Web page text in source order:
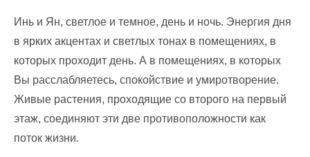
Инь и Ян, светлое и темное, день и ночь. Энергия дня
в ярких акцентах и светлых тонах в помещениях, в
которых проходит день. А в помещениях, в которых
Вы расслабляетесь, спокойствие и умиротворение.
Живые растения, проходящие со второго на первый
этаж, соединяют эти две противоположности как
поток жизни.